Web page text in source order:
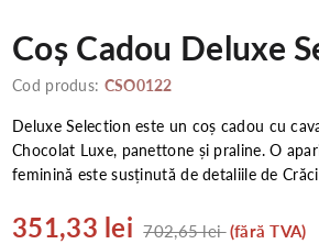
Coș Cadou Deluxe
Cod produs: CSO0122
Deluxe Selection este un coș cadou cu
Chocolat Luxe, panettone și praline. O
feminină este susținută de detaliile de
351,33 lei 702,65 lei(fără TVA)